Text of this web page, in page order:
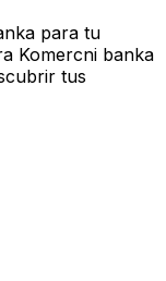
para tu
Komercni banka
tus